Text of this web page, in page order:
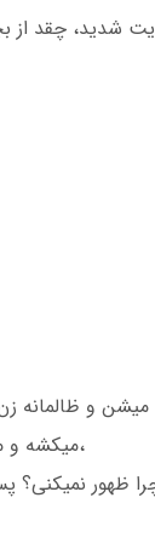
شدید، چقد
و ظالمانه
میکشه و مغزم حالت جنون به خودش میگیره وقتی میبینم تو سوریه و غزه و فلسطین هزاران بی گناه دارن میمیرن،